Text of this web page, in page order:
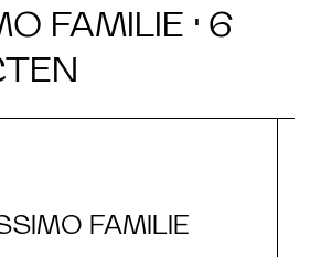
FAMILIE · 6
FAMILIE